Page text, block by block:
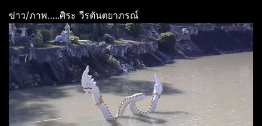
ข่าว/ภาพ…..ศิระ วีรตันตยาภรณ์